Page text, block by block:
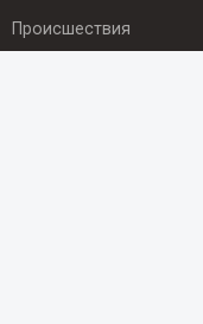
Происшествия